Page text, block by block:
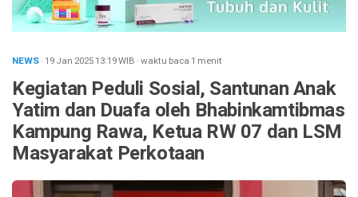
NEWS· 19 Jan 202513:19WIB ·waktu baca 1 menit
Kegiatan Peduli Sosial, Santunan Anak
Yatim dan Duafa oleh Bhabinkamtibmas
Kampung Rawa, Ketua RW 07 dan LSM
Masyarakat Perkotaan